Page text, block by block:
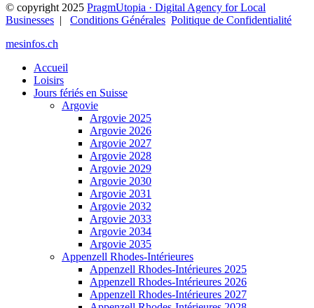
© copyright 2025 PragmUtopia · Digital Agency for Local
Businesses | Conditions Générales Politique de Confidentialité
mesinfos.ch
Accueil
Loisirs
Jours fériés en Suisse
Argovie
Argovie 2025
Argovie 2026
Argovie 2027
Argovie 2028
Argovie 2029
Argovie 2030
Argovie 2031
Argovie 2032
Argovie 2033
Argovie 2034
Argovie 2035
Appenzell Rhodes-Intérieures
Appenzell Rhodes-Intérieures 2025
Appenzell Rhodes-Intérieures 2026
Appenzell Rhodes-Intérieures 2027